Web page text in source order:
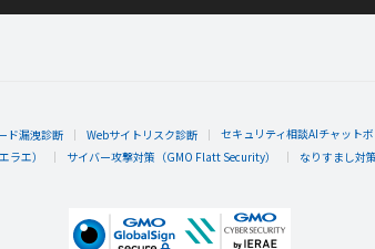
ド漏洩診断 Webサイトリスク診断
セキュリティ相談AIチャット
ラエ） サイバー攻撃対策（GMO Flatt Security） なりすまし対策